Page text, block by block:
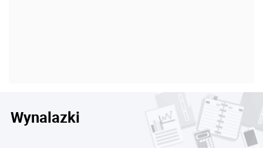
Wynalazki